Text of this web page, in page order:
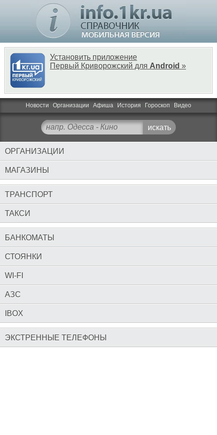
Установить приложение
Первый Криворожский для Android »
Новости Организации Афиша История Гороскоп Видео
ОРГАНИЗАЦИИ
МАГАЗИНЫ
ТРАНСПОРТ
ТАКСИ
БАНКОМАТЫ
СТОЯНКИ
WI-FI
АЗС
IBOX
ЭКСТРЕННЫЕ ТЕЛЕФОНЫ